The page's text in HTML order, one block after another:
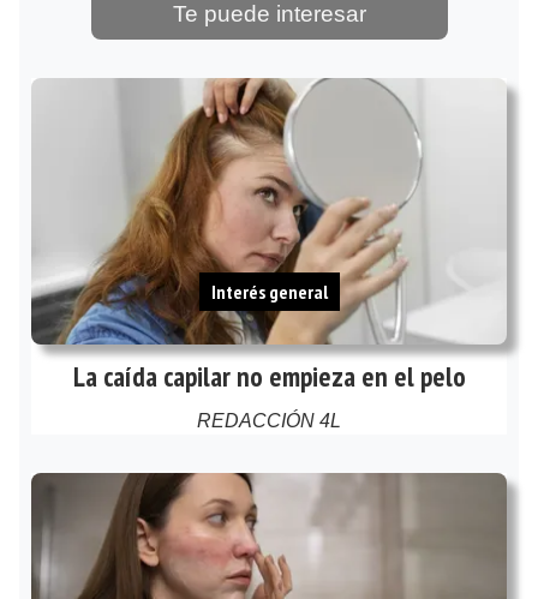
Te puede interesar
La caída capilar no empieza en el pelo
REDACCIÓN 4L
Interés general